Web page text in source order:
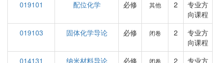
019101
配位化学 必修 其他 2
专业方
向课程
019103
固体化学导论 必修 闭卷 2
专业方
向课程
014131
纳米材料导论 必修 闭卷 2 专业方